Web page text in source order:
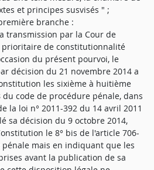
et principes susvisés " ;
branche :
transmission par la Cour de
de constitutionnalité
du présent pourvoi, le
décision du 21 novembre 2014 a
les sixième à huitième
code de procédure pénale, dans
la loi n° 2011-392 du 14 avril 2011
sa décision du 9 octobre 2014,
le 8° bis de l'article 706-
mais en indiquant que les
avant la publication de sa